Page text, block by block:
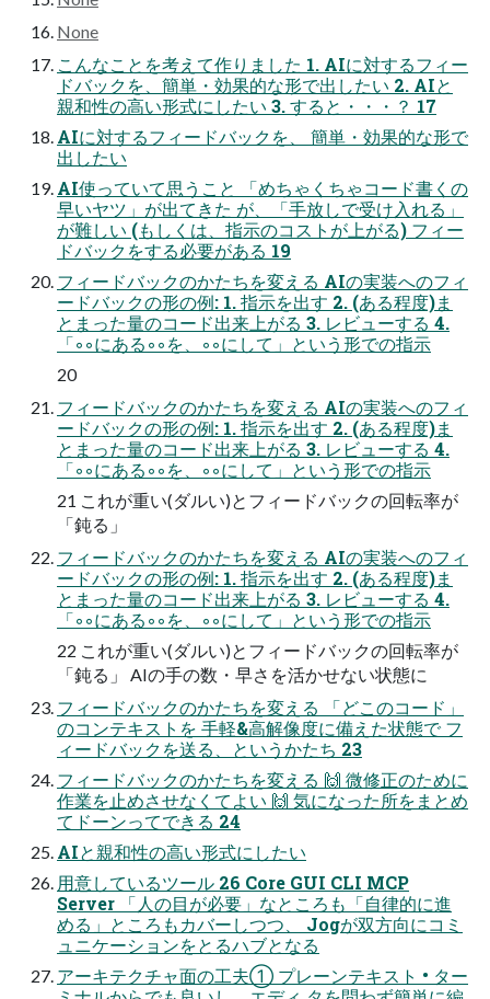
None
こんなことを考えて作りました 1. AIに対するフィー
ドバックを、簡単・効果的な形で出したい 2. AIと
親和性の高い形式にしたい 3. すると・・・？ 17
AIに対するフィードバックを、 簡単・効果的な形で
出したい
AI使っていて思うこと 「めちゃくちゃコード書くの
早いヤツ」が出てきた が、「手放しで受け入れる」
が難しい (もしくは、指示のコストが上がる) フィー
ドバックをする必要がある 19
フィードバックのかたちを変える AIの実装へのフィ
ードバックの形の例: 1. 指示を出す 2. (ある程度)ま
とまった量のコード出来上がる 3. レビューする 4.
「◦◦にある◦◦を、◦◦にして」という形での指示
20
フィードバックのかたちを変える AIの実装へのフィ
ードバックの形の例: 1. 指示を出す 2. (ある程度)ま
とまった量のコード出来上がる 3. レビューする 4.
「◦◦にある◦◦を、◦◦にして」という形での指示
21 これが重い(ダルい)とフィードバックの回転率が
「鈍る」
フィードバックのかたちを変える AIの実装へのフィ
ードバックの形の例: 1. 指示を出す 2. (ある程度)ま
とまった量のコード出来上がる 3. レビューする 4.
「◦◦にある◦◦を、◦◦にして」という形での指示
22 これが重い(ダルい)とフィードバックの回転率が
「鈍る」 AIの手の数・早さを活かせない状態に
フィードバックのかたちを変える 「どこのコード」
のコンテキストを 手軽&高解像度に備えた状態で フ
ィードバックを送る、というかたち 23
フィードバックのかたちを変える 🙌 微修正のために
作業を止めさせなくてよい 🙌 気になった所をまとめ
てドーンってできる 24
AIと親和性の高い形式にしたい
用意しているツール 26 Core GUI CLI MCP
Server 「人の目が必要」なところも「自律的に進
める」ところもカバーしつつ、 Jogが双方向にコミ
ュニケーションをとるハブとなる
アーキテクチャ面の工夫① プレーンテキスト • ター